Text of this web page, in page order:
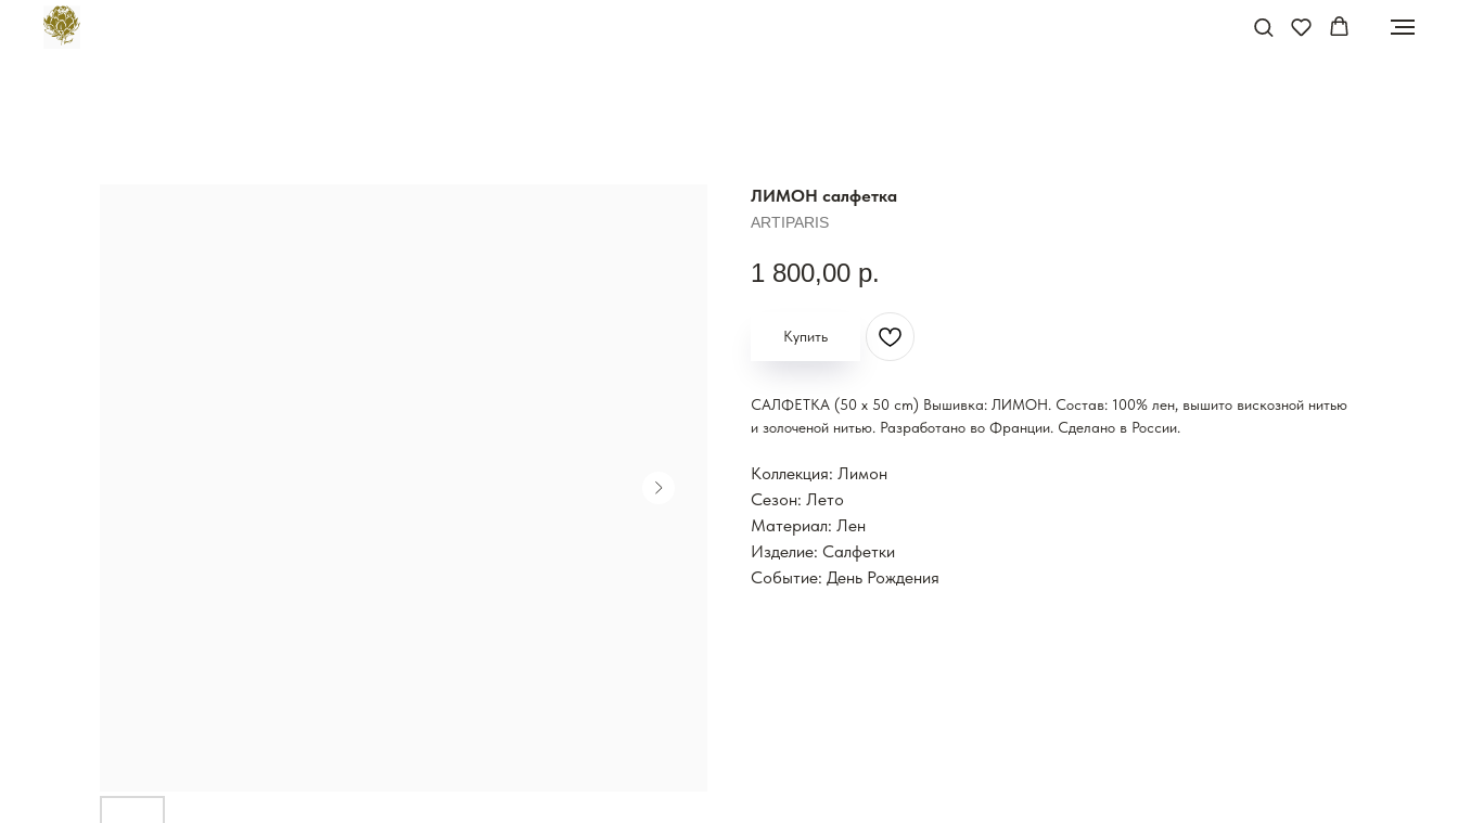
ЛИМОН салфетка
ARTIPARIS
1 800,00 р.
Купить
САЛФЕТКА (50 x 50 cm) Вышивка: ЛИМОН. Состав: 100% лен, вышито вискозной нитью
и золоченой нитью. Разработано во Франции. Сделано в России.
Коллекция: Лимон
Сезон: Лето
Материал: Лен
Изделие: Салфетки
Событие: День Рождения